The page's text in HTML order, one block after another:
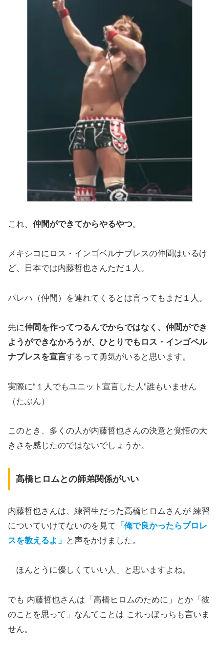
これ、 仲間ができてからやるやつ。
メキシコにロス・インゴベルナブレスの仲間はいるけ
ど、日本では内藤哲也さんただ１人。
パレハ（仲間）を連れてくるとは言ってもまだ１人。
先に仲間を作ってつるんでからではなく、仲間ができ
ようができなかろうが、ひとりでもロス・インゴベル
ナブレスを宣言するって勇気がいると思います。
実際に“１人でもユニット宣言した人”誰もいません
（たぶん）
このとき、多くの人が内藤哲也さんの決意と覚悟の大
きさを感じたのではないでしょうか。
高橋ヒロムとの師弟関係がいい
内藤哲也さんは、練習生だった高橋ヒロムさんが 練習
についていけてないのを見て
「俺で良かったらプロレ
スを教えるよ」
と声をかけました。
「ほんとうに優しくていい人」と思いますよね。
でも 内藤哲也さんは「高橋ヒロムのために」とか「彼
のことを思って」なんてことは これっぽっちも言いま
せん。